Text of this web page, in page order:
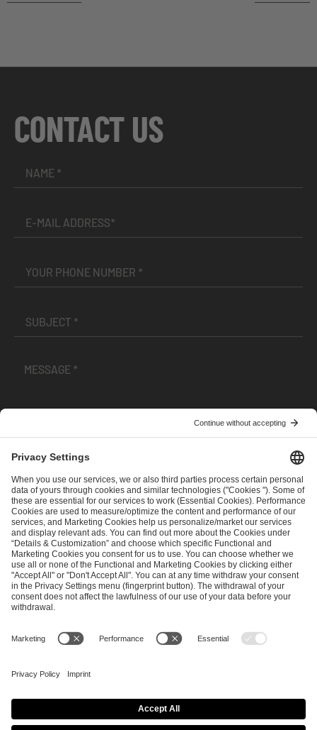
CONTACT US
andPrivacy Policy
SEND MESSAGE
CAREER MEDIA RIGHTS
Imprint
Privacy Policy Cookie Policy
Terms of Use